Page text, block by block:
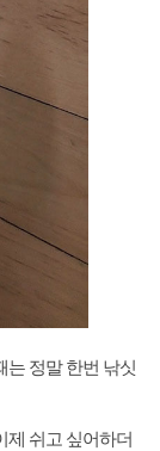
는 정말 한번 낚싯
제 쉬고 싶어하더